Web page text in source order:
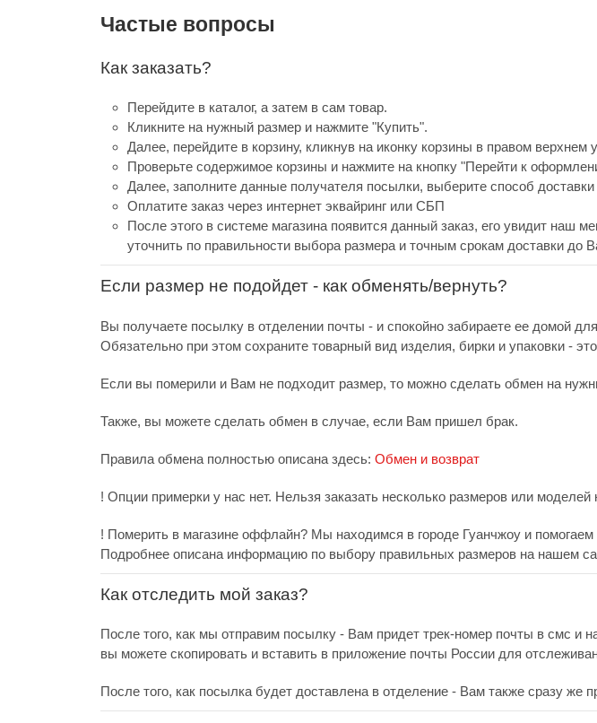
Частые вопросы
Как заказать?
Перейдите в каталог, а затем в сам товар.
Кликните на нужный размер и нажмите "Купить".
Далее, перейдите в корзину, кликнув на иконку корзины в правом верхнем
Проверьте содержимое корзины и нажмите на кнопку "Перейти к
Далее, заполните данные получателя посылки, выберите способ
Оплатите заказ через интернет эквайринг или СБП
После этого в системе магазина появится данный заказ, его увидит
уточнить по правильности выбора размера и точным срокам доставки до
Если размер не подойдет - как обменять/вернуть?
Вы получаете посылку в отделении почты - и спокойно забираете ее домой
Обязательно при этом сохраните товарный вид изделия, бирки и упаковки -
Если вы померили и Вам не подходит размер, то можно сделать обмен на
Также, вы можете сделать обмен в случае, если Вам пришел брак.
Правила обмена полностью описана здесь: Обмен и возврат
! Опции примерки у нас нет. Нельзя заказать несколько размеров или
! Померить в магазине оффлайн? Мы находимся в городе Гуанчжоу и
Подробнее описана информацию по выбору правильных размеров на нашем
Как отследить мой заказ?
После того, как мы отправим посылку - Вам придет трек-номер почты в смс
вы можете скопировать и вставить в приложение почты России для
После того, как посылка будет доставлена в отделение - Вам также сразу